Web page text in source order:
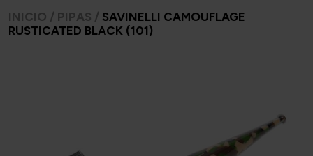
INICIO / PIPAS / SAVINELLI CAMOUFLAGE
RUSTICATED BLACK (101)